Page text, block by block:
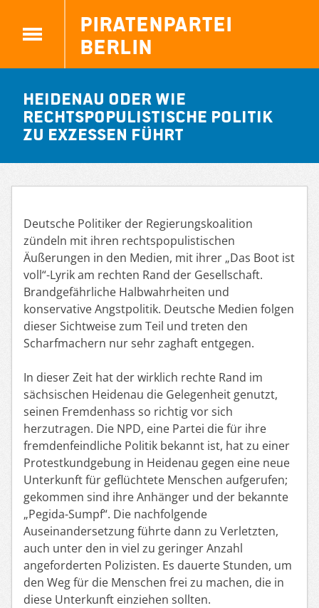
Piratenpartei
Berlin
Heidenau oder wie
rechtspopulistische Politik
zu Exzessen führt
Deutsche Politiker der Regierungskoalition
zündeln mit ihren rechtspopulistischen
Äußerungen in den Medien, mit ihrer „Das Boot ist
voll“-Lyrik am rechten Rand der Gesellschaft.
Brandgefährliche Halbwahrheiten und
konservative Angstpolitik. Deutsche Medien folgen
dieser Sichtweise zum Teil und treten den
Scharfmachern nur sehr zaghaft entgegen.
In dieser Zeit hat der wirklich rechte Rand im
sächsischen Heidenau die Gelegenheit genutzt,
seinen Fremdenhass so richtig vor sich
herzutragen. Die NPD, eine Partei die für ihre
fremdenfeindliche Politik bekannt ist, hat zu einer
Protestkundgebung in Heidenau gegen eine neue
Unterkunft für geflüchtete Menschen aufgerufen;
gekommen sind ihre Anhänger und der bekannte
„Pegida-Sumpf“. Die nachfolgende
Auseinandersetzung führte dann zu Verletzten,
auch unter den in viel zu geringer Anzahl
angeforderten Polizisten. Es dauerte Stunden, um
den Weg für die Menschen frei zu machen, die in
diese Unterkunft einziehen sollten.